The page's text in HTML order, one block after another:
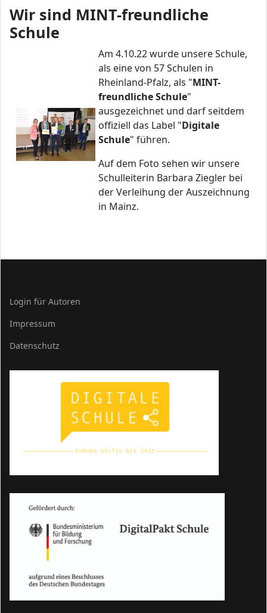
Wir sind MINT-freundliche
Schule
Am 4.10.22 wurde unsere Schule,
als eine von 57 Schulen in
Rheinland-Pfalz, als "MINT-
freundliche Schule"
ausgezeichnet und darf seitdem
offiziell das Label "Digitale
Schule" führen.
Auf dem Foto sehen wir unsere
Schulleiterin Barbara Ziegler bei
der Verleihung der Auszeichnung
in Mainz.
Login für Autoren
Impressum
Datenschutz